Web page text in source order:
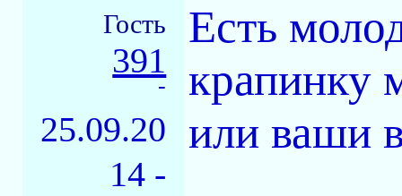
Гость
391
-
25.09.20
14 -
Есть
крапинку
или ваши